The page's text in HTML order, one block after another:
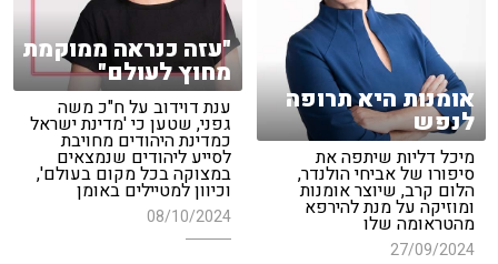
"עזה כנראה ממוקמת
מחוץ לעולם"
ענת דוידוב על ח"כ משה
גפני, שטען כי 'מדינת ישראל
כמדינת היהודים מחויבת
לסייע ליהודים שנמצאים
במצוקה בכל מקום בעולם',
וכיוון למטיילים באומן
08/10/2024
אומנות היא תרופה
לנפש
מיכל דליות שיתפה את
סיפורו של אביחי הולנדר,
הלום קרב, שיוצר אומנות
ומוזיקה על מנת להירפא
מהטראומה שלו
27/09/2024